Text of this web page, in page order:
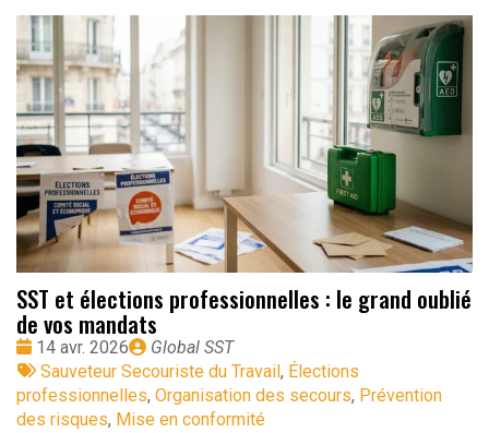
SST et élections professionnelles : le grand oublié
de vos mandats
Date
:
14 avr. 2026
Publié
par
Global SST
Tags
:
Sauveteur Secouriste du Travail , Élections
professionnelles, Organisation des secours, Prévention
des risques, Mise en conformité